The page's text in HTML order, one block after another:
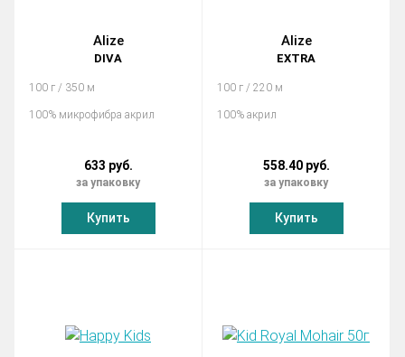
Alize
DIVA
100 г / 350 м
100% микрофибра акрил
633 руб.
за упаковку
Купить
Alize
EXTRA
100 г / 220 м
100% акрил
558.40 руб.
за упаковку
Купить